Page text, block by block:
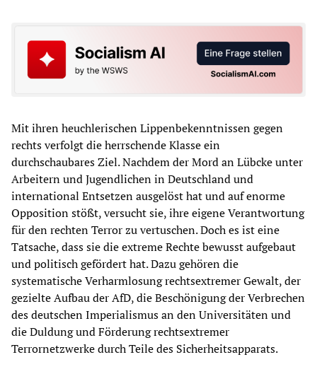
Mit ihren heuchlerischen Lippenbekenntnissen gegen
rechts verfolgt die herrschende Klasse ein
durchschaubares Ziel. Nachdem der Mord an Lübcke unter
Arbeitern und Jugendlichen in Deutschland und
international Entsetzen ausgelöst hat und auf enorme
Opposition stößt, versucht sie, ihre eigene Verantwortung
für den rechten Terror zu vertuschen. Doch es ist eine
Tatsache, dass sie die extreme Rechte bewusst aufgebaut
und politisch gefördert hat. Dazu gehören die
systematische Verharmlosung rechtsextremer Gewalt, der
gezielte Aufbau der AfD, die Beschönigung der Verbrechen
des deutschen Imperialismus an den Universitäten und
die Duldung und Förderung rechtsextremer
Terrornetzwerke durch Teile des Sicherheitsapparats.